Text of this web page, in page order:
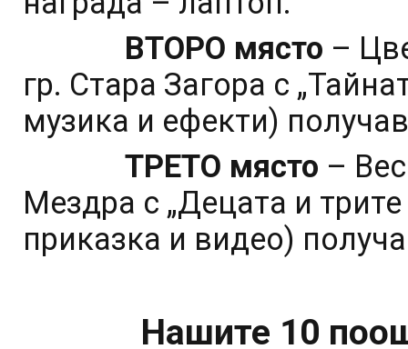
ВТОРО място –
гр. Стара Загора с
музика и ефекти)
ТРЕТО място –
Мездра с „Децата и
приказка и видео)
Нашите 10